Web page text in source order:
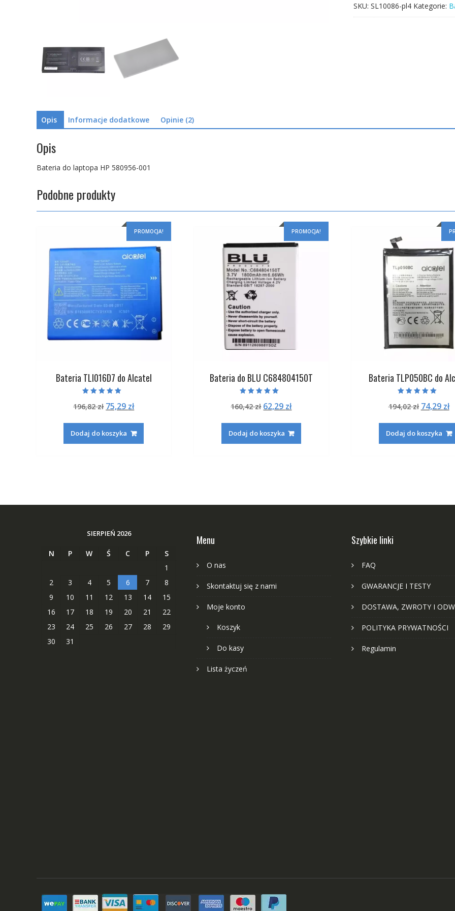
SKU: SL10086-pl4 Kategorie:
Opis Informacje dodatkowe Opinie (2)
Opis
Bateria do laptopa HP 580956-001
Podobne produkty
PROMOCJA!
Bateria TLI016D7 do Alcatel
5.00
na 5
196,82zł Pierwotna
wynosiła:
196,82 zł.
75,29 złAktualna
75,29 zł.
Dodaj do koszyka
PROMOCJA!
Bateria do BLU C684804150T
5.00
na 5
160,42zł Pierwotna
wynosiła:
160,42 zł.
62,29 złAktualna
62,29 zł.
Dodaj do koszyka
Bateria TLP050BC do
5.00
na 5
194,02zł
wynosiła:
194,02 zł.
74,29 zł
Dodaj do koszyka
SIERPIEŃ 2026
N P W Ś C P
S
1
2
3 4 5 6 7
8
9
10 11 12 13 14
15
16
17 18 19 20 21
22
23
24 25 26 27 28
29
30
31
Menu
O nas
Skontaktuj się z nami
Moje konto
Koszyk
Do kasy
Lista życzeń
Szybkie linki
FAQ
GWARANCJE I TESTY
DOSTAWA, ZWROTY I
POLITYKA PRYWATNOŚCI
Regulamin